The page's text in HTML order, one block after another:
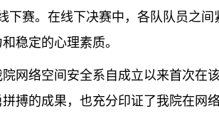
下赛。在线下决赛中，各队 队员之间
稳定的心理素质。
网络空间安全系自成立以来首次
搏的成果，也充分印证了我院在网